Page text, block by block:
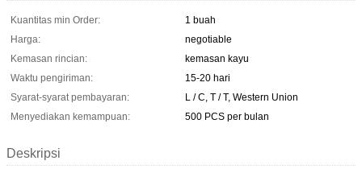
Kuantitas min Order:
1 buah
Harga:
negotiable
Kemasan rincian:
kemasan kayu
Waktu pengiriman:
15-20 hari
Syarat-syarat pembayaran:
L / C, T / T, Western Union
Menyediakan kemampuan:
500 PCS per bulan
Deskripsi